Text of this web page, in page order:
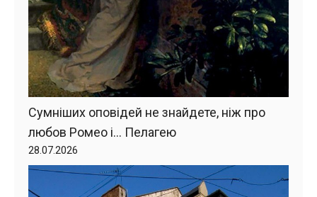
Сумніших оповідей не знайдете, ніж про
любов Ромео і… Пелагею
28.07.2026